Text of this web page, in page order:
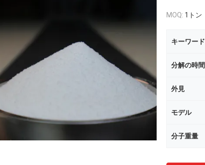
MOQ: 1トン
キーワード
分解の時間
外見
モデル
分子重量